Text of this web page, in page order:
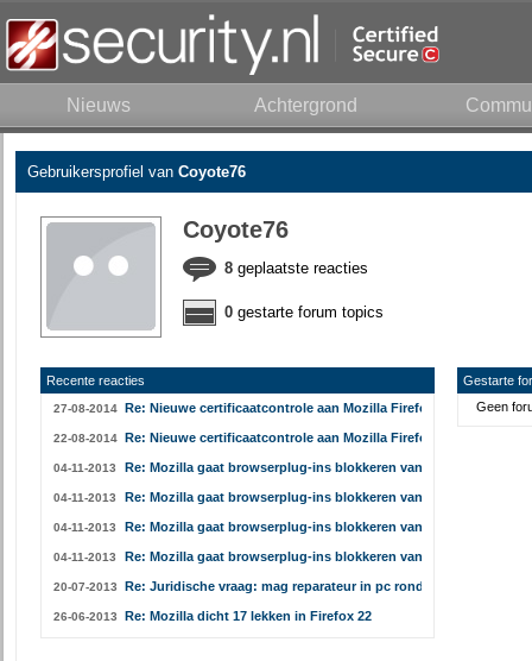
Nieuws Achtergrond
Gebruikersprofiel van Coyote76
Coyote76
8geplaatste reacties
0gestarte forum topics
Recente reacties
27-08-2014 Re: Nieuwe certificaatcontrole aan Mozilla Firefox toegevoegd
22-08-2014 Re: Nieuwe certificaatcontrole aan Mozilla Firefox toegevoegd
04-11-2013 Re: Mozilla gaat browserplug-ins blokkeren vanaf Firefox 26
04-11-2013 Re: Mozilla gaat browserplug-ins blokkeren vanaf Firefox 26
04-11-2013 Re: Mozilla gaat browserplug-ins blokkeren vanaf Firefox 26
04-11-2013 Re: Mozilla gaat browserplug-ins blokkeren vanaf Firefox 26
20-07-2013 Re: Juridische vraag: mag reparateur in pc rondsnuffelen?
26-06-2013 Re: Mozilla dicht 17 lekken in Firefox 22
Gestarte
Geen